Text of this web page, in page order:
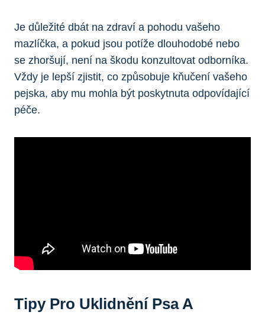
Je důležité dbát na zdraví a pohodu vašeho
mazlíčka, a pokud jsou potíže dlouhodobé nebo
se zhoršují, není na škodu konzultovat odborníka.
Vždy je lepší zjistit, co způsobuje kňučení vašeho
pejska, aby mu mohla být poskytnuta odpovídající
péče.
Tipy Pro Uklidnění Psa A